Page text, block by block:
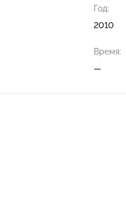
Год:
2010
Время:
—